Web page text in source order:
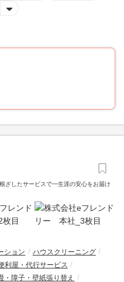
ざしたサービスで一生涯の安心をお届け
ション
ハウスクリーニング
利屋・代行サービス
・障子・壁紙張り替え